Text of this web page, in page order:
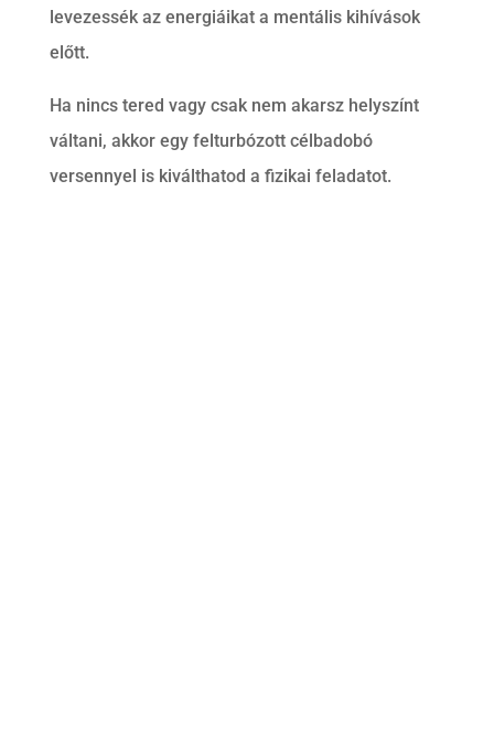
levezessék az energiáikat a mentális kihívások
előtt.
Ha nincs tered vagy csak nem akarsz helyszínt
váltani, akkor egy felturbózott célbadobó
versennyel is kiválthatod a fizikai feladatot.